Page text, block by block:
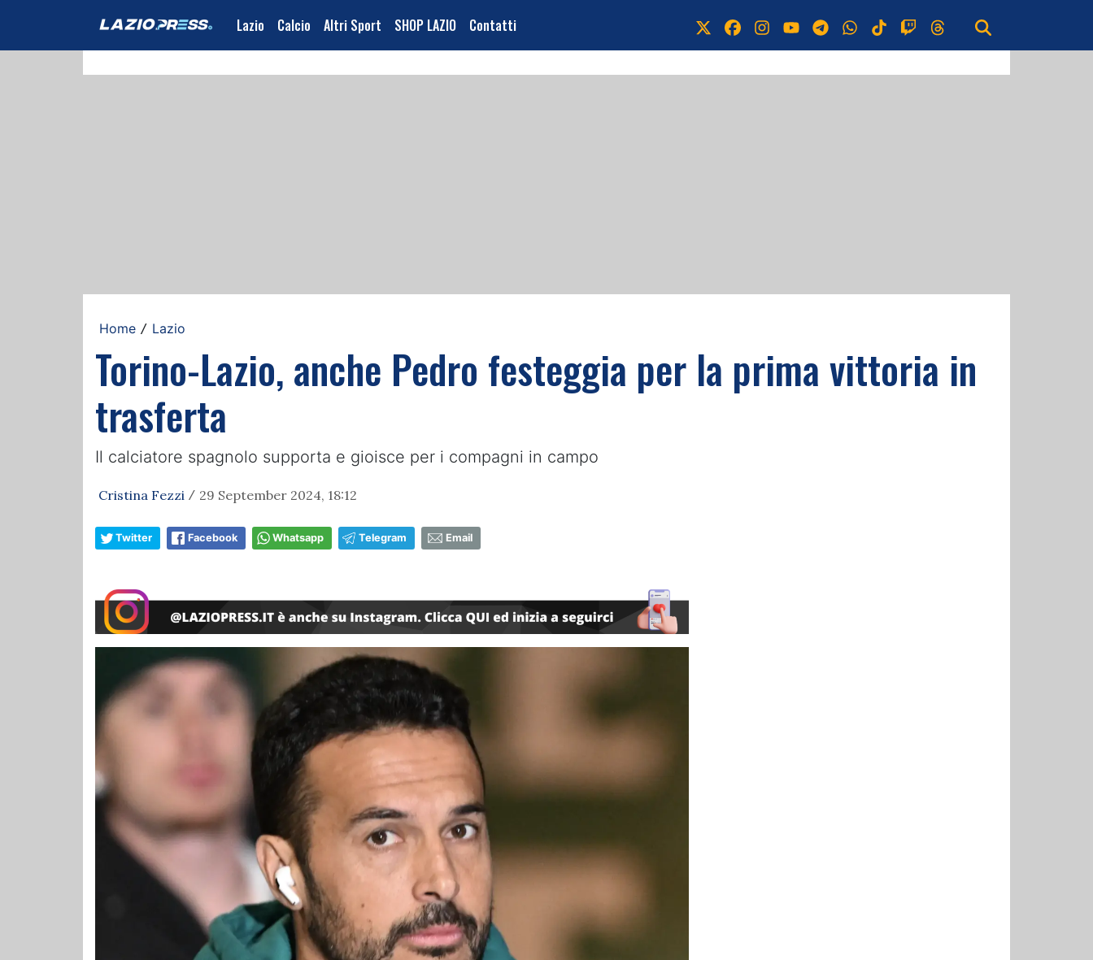
Lazio Calcio Altri Sport SHOP LAZIO Contatti
Home / Lazio
Torino-Lazio, anche Pedro festeggia per la prima vittoria in
trasferta
Il calciatore spagnolo supporta e gioisce per i compagni in campo
Cristina Fezzi / 29 September 2024, 18:12
Twitter Facebook Whatsapp Telegram Email